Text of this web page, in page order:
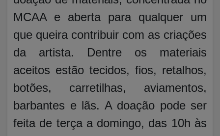
MCAA e aberta para qualquer um
que queira contribuir com as criações
da artista. Dentre os materiais
aceitos estão tecidos, fios, retalhos,
botões, carretilhas, aviamentos,
barbantes e lãs. A doação pode ser
feita de terça a domingo, das 10h às